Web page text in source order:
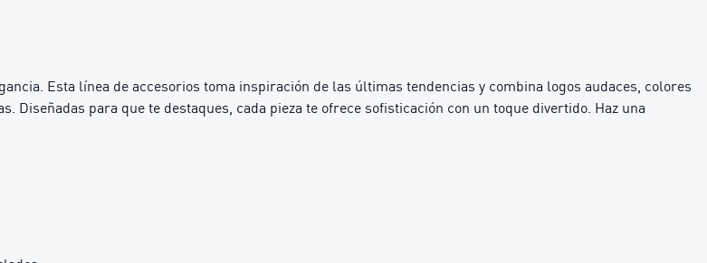
Esta línea de accesorios toma inspiración de las últimas tendencias y combina logos audaces, colores
Diseñadas para que te destaques, cada pieza te ofrece sofisticación con un toque divertido. Haz una